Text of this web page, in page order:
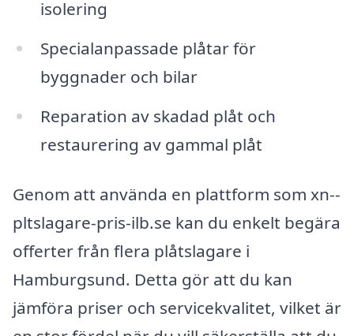
isolering
Specialanpassade plåtar för
byggnader och bilar
Reparation av skadad plåt och
restaurering av gammal plåt
Genom att använda en plattform som xn--
pltslagare-pris-ilb.se kan du enkelt begära
offerter från flera plåtslagare i
Hamburgsund. Detta gör att du kan
jämföra priser och servicekvalitet, vilket är